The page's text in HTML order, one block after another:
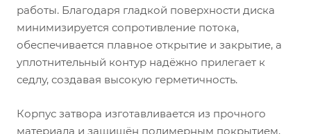
работы. Благодаря гладкой поверхности диска
минимизируется сопротивление потока,
обеспечивается плавное открытие и закрытие, а
уплотнительный контур надёжно прилегает к
седлу, создавая высокую герметичность.
Корпус затвора изготавливается из прочного
материала и защищён полимерным покрытием,